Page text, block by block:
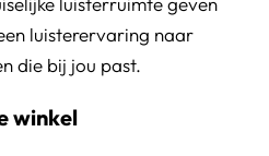
luisterervaring naar
die bij jou past.
winkel